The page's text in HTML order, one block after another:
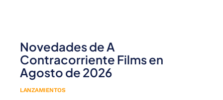
Novedades de A
Contracorriente Films en
Agosto de 2026
LANZAMIENTOS